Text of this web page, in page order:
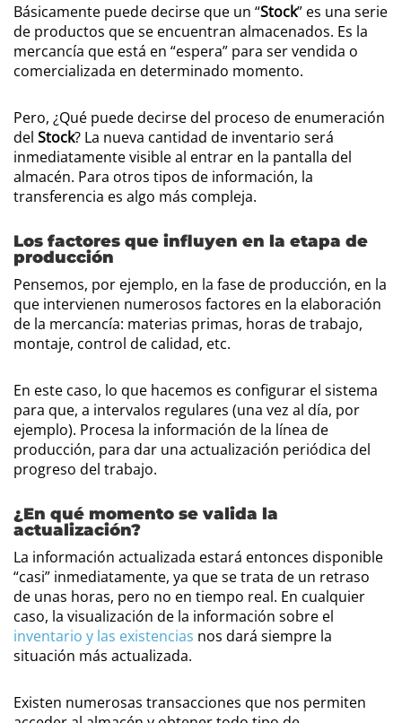
Básicamente puede decirse que un “Stock” es una serie
de productos que se encuentran almacenados. Es la
mercancía que está en “espera” para ser vendida o
comercializada en determinado momento.
Pero, ¿Qué puede decirse del proceso de enumeración
del Stock? La nueva cantidad de inventario será
inmediatamente visible al entrar en la pantalla del
almacén. Para otros tipos de información, la
transferencia es algo más compleja.
Los factores que influyen en la etapa de
producción
Pensemos, por ejemplo, en la fase de producción, en la
que intervienen numerosos factores en la elaboración
de la mercancía: materias primas, horas de trabajo,
montaje, control de calidad, etc.
En este caso, lo que hacemos es configurar el sistema
para que, a intervalos regulares (una vez al día, por
ejemplo). Procesa la información de la línea de
producción, para dar una actualización periódica del
progreso del trabajo.
¿En qué momento se valida la
actualización?
La información actualizada estará entonces disponible
“casi” inmediatamente, ya que se trata de un retraso
de unas horas, pero no en tiempo real. En cualquier
caso, la visualización de la información sobre el
inventario y las existencias nos dará siempre la
situación más actualizada.
Existen numerosas transacciones que nos permiten